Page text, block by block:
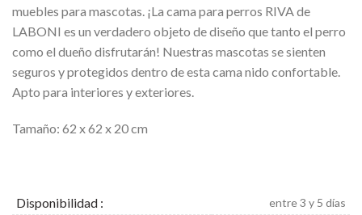
muebles para mascotas. ¡La cama para perros RIVA de
LABONI es un verdadero objeto de diseño que tanto el perro
como el dueño disfrutarán! Nuestras mascotas se sienten
seguros y protegidos dentro de esta cama nido confortable.
Apto para interiores y exteriores.
Tamaño: 62 x 62 x 20 cm
Disponibilidad : entre 3 y 5 días